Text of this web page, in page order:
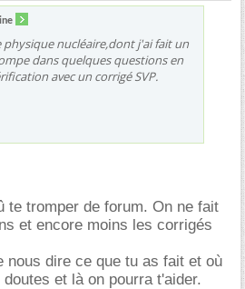
physique nucléaire,dont j'ai fait un
dans quelques questions en
avec un corrigé SVP.
te tromper de forum. On ne fait
et encore moins les corrigés
nous dire ce que tu as fait et où
et là on pourra t'aider.